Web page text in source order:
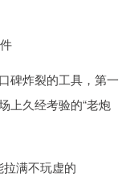
碑炸裂的工具，第一
上久经考验的“老炮
满不玩虚的